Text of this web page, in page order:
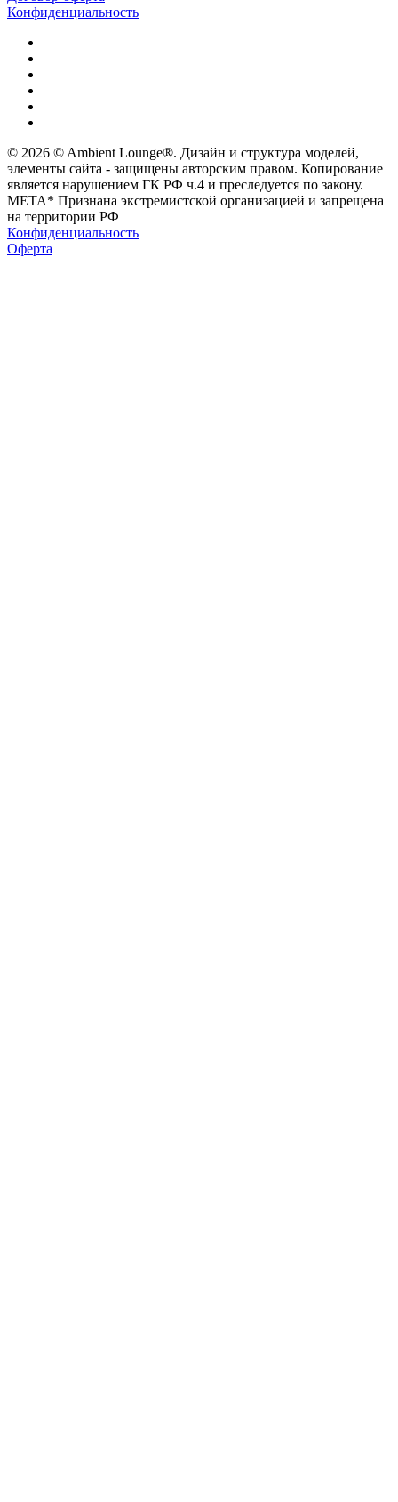
Конфиденциальность
© 2026 © Ambient Lounge®. Дизайн и структура моделей,
элементы сайта - защищены авторским правом. Копирование
является нарушением ГК РФ ч.4 и преследуется по закону.
МЕТА* Признана экстремистской организацией и запрещена
на территории РФ
Конфиденциальность
Оферта